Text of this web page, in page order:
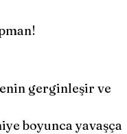
gerginleşir ve
boyunca yavaşça